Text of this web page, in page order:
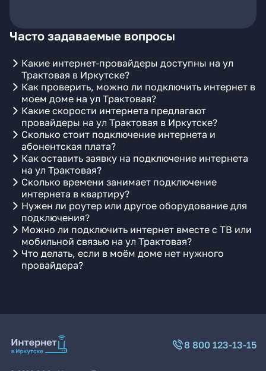
Часто задаваемые вопросы
Какие интернет-провайдеры доступны на ул
Трактовая в Иркутске?
Как проверить, можно ли подключить интернет в
моем доме на ул Трактовая?
Какие скорости интернета предлагают
провайдеры на ул Трактовая в Иркутске?
Сколько стоит подключение интернета и
абонентская плата?
Как оставить заявку на подключение интернета
на ул Трактовая?
Сколько времени занимает подключение
интернета в квартиру?
Нужен ли роутер или другое оборудование для
подключения?
Можно ли подключить интернет вместе с ТВ или
мобильной связью на ул Трактовая?
Что делать, если в моём доме нет нужного
провайдера?
8 800 123-13-15